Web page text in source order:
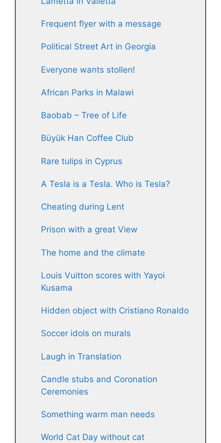
Frequent flyer with a message
Political Street Art in Georgia
Everyone wants stollen!
African Parks in Malawi
Baobab – Tree of Life
Büyük Han Coffee Club
Rare tulips in Cyprus
A Tesla is a Tesla. Who is Tesla?
Cheating during Lent
Prison with a great View
The home and the climate
Louis Vuitton scores with Yayoi
Kusama
Hidden object with Cristiano Ronaldo
Soccer idols on murals
Laugh in Translation
Candle stubs and Coronation
Ceremonies
Something warm man needs
World Cat Day without cat